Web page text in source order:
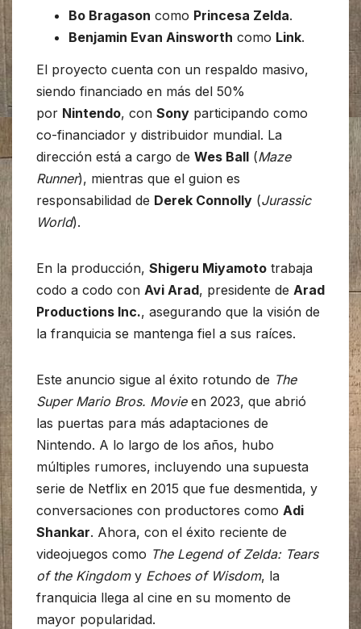
Bo Bragason como Princesa Zelda.
Benjamin Evan Ainsworth como Link.
El proyecto cuenta con un respaldo masivo,
siendo financiado en más del 50%
por Nintendo, con Sony participando como
co-financiador y distribuidor mundial. La
dirección está a cargo de Wes Ball (Maze
Runner), mientras que el guion es
responsabilidad de Derek Connolly (Jurassic
World).
En la producción, Shigeru Miyamoto trabaja
codo a codo con Avi Arad, presidente de Arad
Productions Inc., asegurando que la visión de
la franquicia se mantenga fiel a sus raíces.
Este anuncio sigue al éxito rotundo de The
Super Mario Bros. Movieen 2023, que abrió
las puertas para más adaptaciones de
Nintendo. A lo largo de los años, hubo
múltiples rumores, incluyendo una supuesta
serie de Netflix en 2015 que fue desmentida, y
conversaciones con productores como Adi
Shankar. Ahora, con el éxito reciente de
videojuegos como The Legend of Zelda: Tears
of the Kingdomy Echoes of Wisdom, la
franquicia llega al cine en su momento de
mayor popularidad.